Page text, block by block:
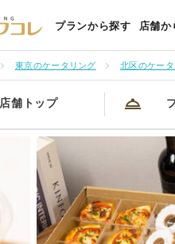
プランから探す 店舗か
東京のケータリング 北区のケー
店舗トップ